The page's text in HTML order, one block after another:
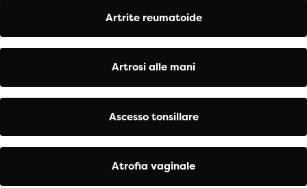
Artrite reumatoide
Artrosi alle mani
Ascesso tonsillare
Atrofia vaginale